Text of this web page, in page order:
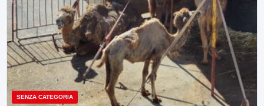
SENZA CATEGORIA